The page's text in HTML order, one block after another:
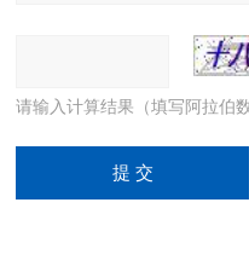
请输入计算结果（填写阿拉伯